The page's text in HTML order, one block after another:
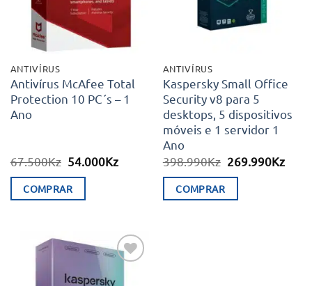
ANTIVÍRUS
Antivírus McAfee Total
Protection 10 PC´s – 1
Ano
67.500Kz O
original
era:
54.000KzO
COMPRAR
ANTIVÍRUS
Kaspersky Small Office
Security v8 para 5
desktops, 5 dispositivos
móveis e 1 servidor 1
Ano
398.990Kz O
era:
269.990KzO
COMPRAR
Adicionar